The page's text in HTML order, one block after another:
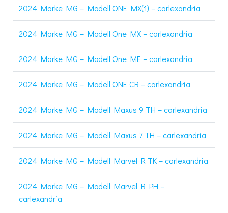
2024 Marke MG – Modell ONE MX(1) – carlexandria
2024 Marke MG – Modell One MX – carlexandria
2024 Marke MG – Modell One ME – carlexandria
2024 Marke MG – Modell ONE CR – carlexandria
2024 Marke MG – Modell Maxus 9 TH – carlexandria
2024 Marke MG – Modell Maxus 7 TH – carlexandria
2024 Marke MG – Modell Marvel R TK – carlexandria
2024 Marke MG – Modell Marvel R PH –
carlexandria